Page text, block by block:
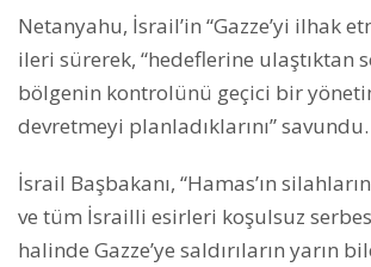
Netanyahu, İsrail’in “Gazze’yi ilhak
ileri sürerek, “hedeflerine ulaştıktan
bölgenin kontrolünü geçici bir
devretmeyi planladıklarını” savundu.
İsrail Başbakanı, “Hamas’ın
ve tüm İsrailli esirleri koşulsuz
halinde Gazze’ye saldırıların yarın